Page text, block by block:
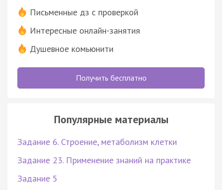
Письменные дз с проверкой
Интересные онлайн-занятия
Душевное комьюнити
Получить бесплатно
Популярные материалы
Задание 6. Строение, метаболизм клетки
Задание 23. Применение знаний на практике
Задание 5